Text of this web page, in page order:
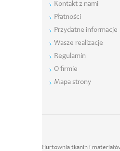
Kontakt z nami
Płatności
Przydatne informacje
Wasze realizacje
Regulamin
O firmie
Mapa strony
Hurtownia tkanin i